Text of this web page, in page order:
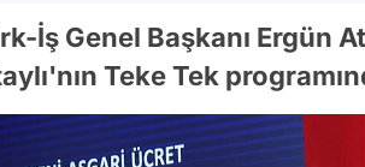
İş Genel Başkanı Ergün
Teke Tek